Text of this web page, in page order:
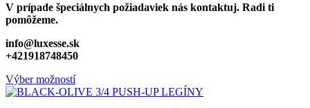
V prípade špeciálnych požiadaviek nás kontaktuj. Radi ti
pomôžeme.
info@luxesse.sk
+421918748450
Výber možností